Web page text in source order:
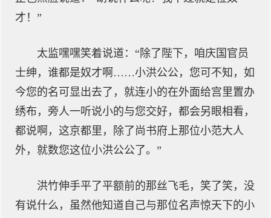
才！”
太监嘿嘿笑着说道：“除了陛下，咱庆国官员
士绅，谁都是奴才啊……小洪公公，您可不知，如
今您的名可显出去了，就连小的在外面给宫里置办
绣布，旁人一听说小的与您交好，都会另眼相看，
都说啊，这京都里，除了尚书府上那位小范大人
外，就数您这位小洪公公了。”
洪竹伸手平了平额前的那丝飞毛，笑了笑，没
有说什么，虽然他知道自己与那位名声惊天下的小